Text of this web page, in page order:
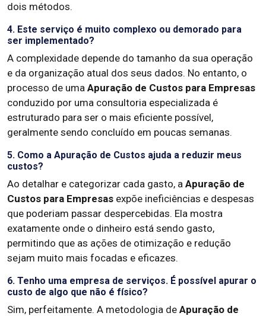
dois métodos.
4. Este serviço é muito complexo ou demorado para
ser implementado?
A complexidade depende do tamanho da sua operação
e da organização atual dos seus dados. No entanto, o
processo de uma Apuração de Custos para Empresas
conduzido por uma consultoria especializada é
estruturado para ser o mais eficiente possível,
geralmente sendo concluído em poucas semanas.
5. Como a Apuração de Custos ajuda a reduzir meus
custos?
Ao detalhar e categorizar cada gasto, a Apuração de
Custos para Empresas expõe ineficiências e despesas
que poderiam passar despercebidas. Ela mostra
exatamente onde o dinheiro está sendo gasto,
permitindo que as ações de otimização e redução
sejam muito mais focadas e eficazes.
6. Tenho uma empresa de serviços. É possível apurar o
custo de algo que não é físico?
Sim, perfeitamente. A metodologia de Apuração de